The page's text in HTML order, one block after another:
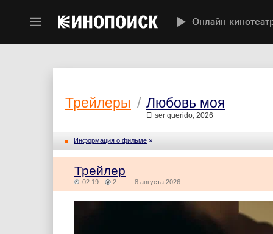
Онлайн-
Трейлеры / Любовь моя
El ser querido, 2026
Информация о фильме »
Трейлер
02:19 2 — 8 августа 2026